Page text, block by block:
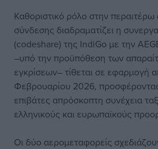
Καθοριστικό ρόλο στην περαιτέρω
σύνδεσης διαδραματίζει η
(codeshare) της IndiGo με την
–υπό την προϋπόθεση των
εγκρίσεων– τίθεται σε εφαρμογή
Φεβρουαρίου 2026,
επιβάτες απρόσκοπτη συνέχεια
ελληνικούς και ευρωπαϊκούς
Οι δύο αερομεταφορείς